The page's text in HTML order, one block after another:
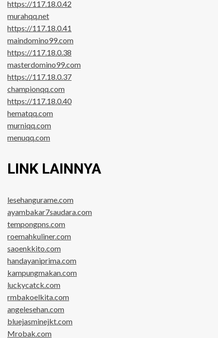
https://117.18.0.42
murahqq.net
https://117.18.0.41
maindomino99.com
https://117.18.0.38
masterdomino99.com
https://117.18.0.37
championqq.com
https://117.18.0.40
hematqq.com
murniqq.com
menuqq.com
LINK LAINNYA
lesehangurame.com
ayambakar7saudara.com
tempongpns.com
roemahkuliner.com
saoenkkito.com
handayaniprima.com
kampungmakan.com
luckycatck.com
rmbakoelkita.com
angelesehan.com
bluejasminejkt.com
Mrobak.com